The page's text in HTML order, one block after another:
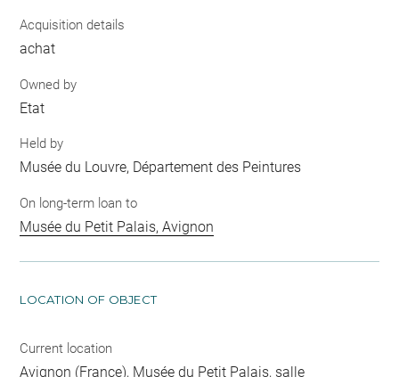
Acquisition details
achat
Owned by
Etat
Held by
Musée du Louvre, Département des Peintures
On long-term loan to
Musée du Petit Palais, Avignon
LOCATION OF OBJECT
Current location
Avignon (France), Musée du Petit Palais, salle